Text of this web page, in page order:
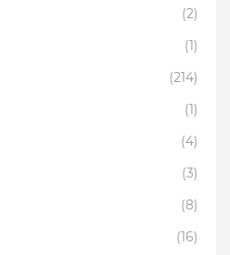
(2)
(1)
(214)
(1)
(4)
(3)
(8)
(16)